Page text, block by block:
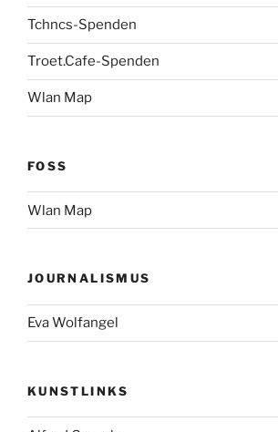
Tchncs-Spenden
Troet.Cafe-Spenden
Wlan Map
FOSS
Wlan Map
JOURNALISMUS
Eva Wolfangel
KUNSTLINKS